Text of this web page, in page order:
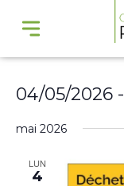
04/05/2026 -
date.
mai 2026
LUN
4